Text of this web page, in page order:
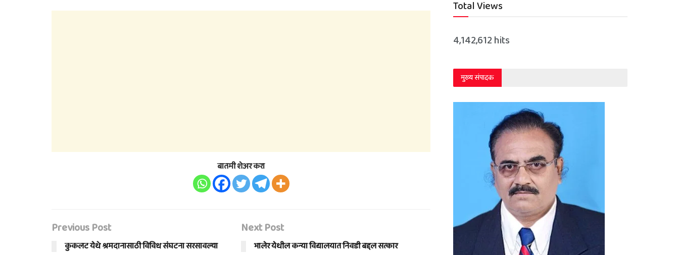
बातमी शेअर करा
Previous Post
कुकलट येथे श्रमदानासाठी विविध संघटना सरसावल्या
Next Post
भालेर येथील कन्या विद्यालयात निवडी बद्दल सत्कार
Total Views
4,142,612 hits
मुख्य संपादक